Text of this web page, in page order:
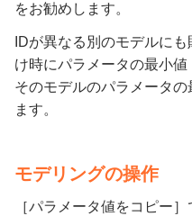
をお勧めします。
IDが異なる別のモデルに
け時にパラメータの最小値
そのモデルのパラメータ
ます。
モデリングの操作
［パラメータ値をコピー